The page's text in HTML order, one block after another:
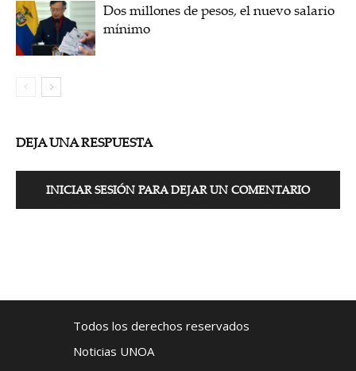
Dos millones de pesos, el nuevo salario
mínimo
DEJA UNA RESPUESTA
INICIAR SESIÓN PARA DEJAR UN COMENTARIO
Todos los derechos reservados
Noticias UNOA